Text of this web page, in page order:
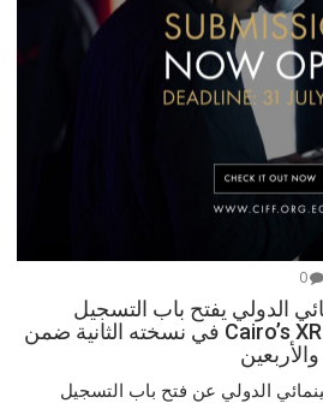
0
الدولي يفتح باب التسجيل
لبرنامج الواقع الممتد – Cairo’s XR في نسخته الثانية ضمن
الدولي عن فتح باب التسجيل